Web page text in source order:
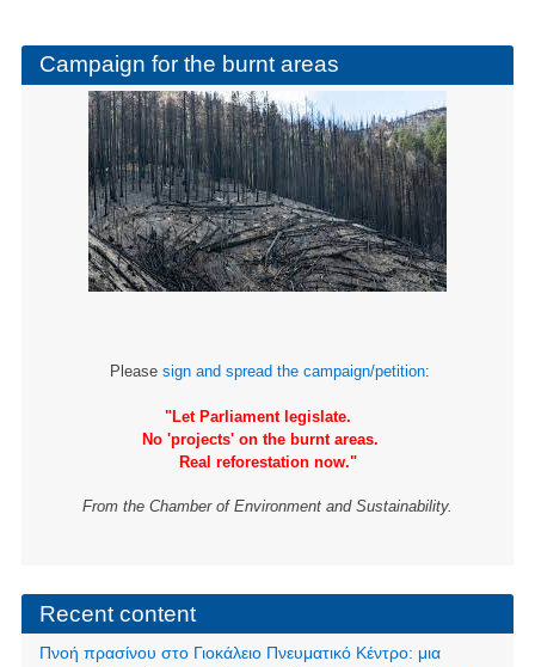
Campaign for the burnt areas
Please sign and spread the campaign/petition:
"Let Parliament legislate.
No 'projects' on the burnt areas.
Real reforestation now."
From the Chamber of Environment and Sustainability.
Recent content
Πνοή πρασίνου στο Γιοκάλειο Πνευματικό Κέντρο: μια